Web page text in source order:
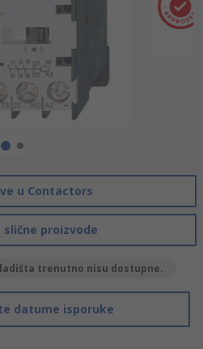
u Contactors
proizvode
trenutno nisu dostupne.
datume isporuke